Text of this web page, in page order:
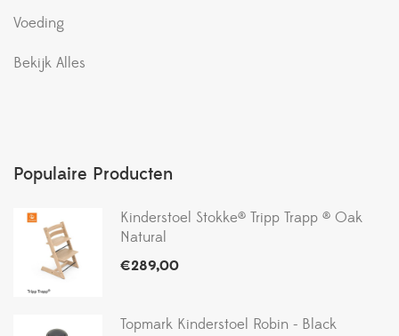
Voeding
Bekijk Alles
Populaire Producten
Kinderstoel Stokke® Tripp Trapp ® Oak
Natural
€289,00
Topmark Kinderstoel Robin - Black